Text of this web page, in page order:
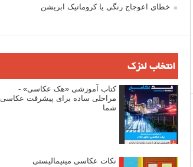
خطای اعوجاج رنگی یا کروماتیک ابریشن
انتخاب لنزک
کتاب آموزشی «هک عکاسی» -
مراحلی ساده برای پیشرفت عکاسی
شما
نکات عکاسی مینیمالیستی